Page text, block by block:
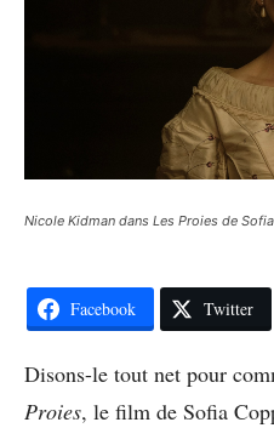
Nicole Kidman dans Les Proies de
Facebook Twitter
Disons-le tout net pour
Proies, le film de Sofia